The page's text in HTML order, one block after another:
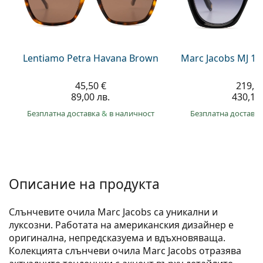
Persol
Prada
Всички марки
Lentiamo Petra Havana Brown
45,50 €
89,00 лв.
Безплатна доставка& в наличност
Marc Jacobs MJ
Безплатна
Описание на продукта
Слънчевите очила Marc Jacobs са уникални и
луксозни. Работата на американския дизайнер е
оригинална, непредсказуема и вдъхновяваща.
Колекцията слънчеви очила Marc Jacobs отразява